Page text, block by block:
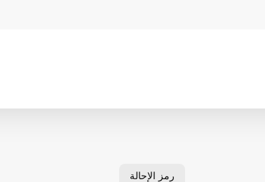
رمز الإحالة